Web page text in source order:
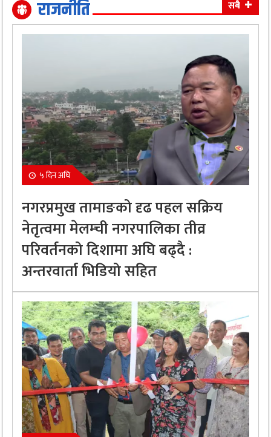
राजनीति सबै
५ दिन अघि
नगरप्रमुख तामाङको दृढ पहल सक्रिय
नेतृत्वमा मेलम्ची नगरपालिका तीव्र
परिवर्तनको दिशामा अघि बढ्दै :
अन्तरवार्ता भिडियो सहित